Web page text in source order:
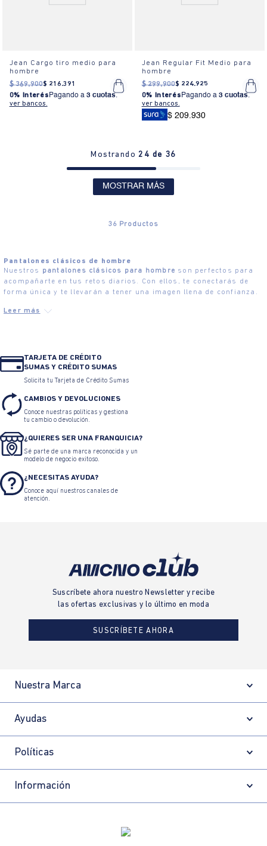
Jean Cargo tiro medio para
hombre
$ 369.900$ 216.391
0% Interés Pagando a 3 cuotas.
ver bancos.
Jean Regular Fit Medio para
hombre
$ 299.900$ 224.925
0% Interés Pagando a 3 cuotas.
ver bancos.
$ 209.930
Mostrando24 de 36
MOSTRAR MÁS
36 Productos
Pantalones clásicos de hombre
Nuestros
pantalones clásicos para hombre son perfectos para
acompañarte en tus retos diarios. Con ellos, te conectarás de
forma única y te llevarán a tener una imagen llena de confianza.
TARJETA DE CRÉDITO
SUMAS Y CRÉDITO SUMAS
Solicita tu Tarjeta de Crédito Sumas
CAMBIOS Y DEVOLUCIONES
Conoce nuestras políticas y gestiona
tu cambio o devolución.
¿QUIERES SER UNA FRANQUICIA?
Sé parte de una marca reconocida y un
modelo de negocio exitoso.
¿NECESITAS AYUDA?
Conoce aquí nuestros canales de
atención.
Suscríbete ahora nuestro Newsletter y recibe
las ofertas exclusivas y lo último en moda
SUSCRÍBETE AHORA
Nuestra Marca
Ayudas
Políticas
Información